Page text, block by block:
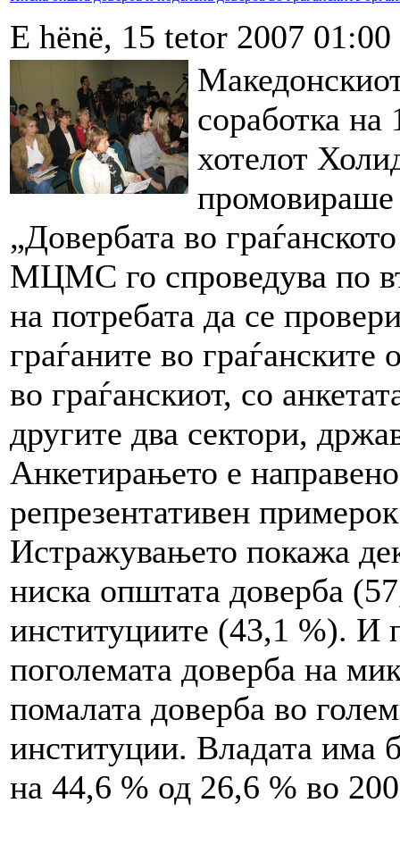
E hënë, 15 tetor 2007 01:00
соработка
хотелот
промовираше
„Довербата во
МЦМС го спроведува по
на потребата да се
граѓаните во
во граѓанскиот, со
другите два сектори,
Анкетирањето е
репрезентативен
Истражувањето покажа
ниска општата доверба
институциите (43,1 %). И
поголемата доверба на
помалата доверба во
институции. Владата има
на 44,6 % од 26,6 % во